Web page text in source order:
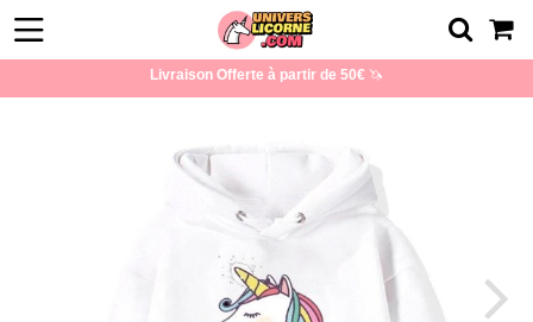
Livraison Offerte à partir de 50€ 🦄